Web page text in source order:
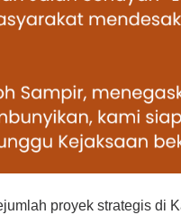
proyek strategis di